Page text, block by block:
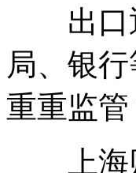
出口退
局、银
重重监
上海财